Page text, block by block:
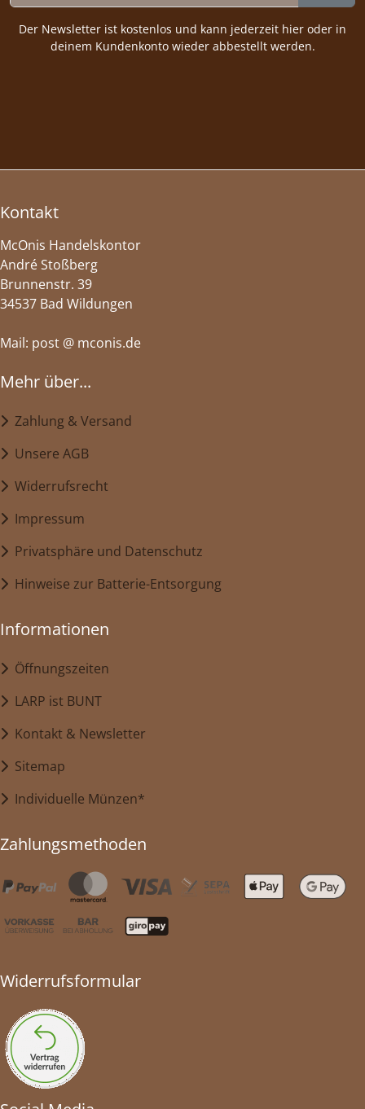
Der Newsletter ist kostenlos und kann jederzeit hier oder in
deinem Kundenkonto wieder abbestellt werden.
Kontakt
McOnis Handelskontor
André Stoßberg
Brunnenstr. 39
34537 Bad Wildungen
Mail: post @ mconis.de
Mehr über...
Zahlung & Versand
Unsere AGB
Widerrufsrecht
Impressum
Privatsphäre und Datenschutz
Hinweise zur Batterie-Entsorgung
Informationen
Öffnungszeiten
LARP ist BUNT
Kontakt & Newsletter
Sitemap
Individuelle Münzen*
Zahlungsmethoden
Widerrufsformular